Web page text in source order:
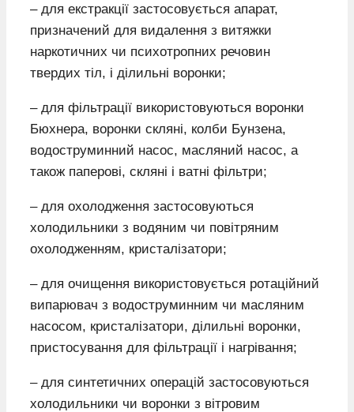
– для екстракції застосовується апарат,
призначений для видалення з витяжки
наркотичних чи психотропних речовин
твердих тіл, і ділильні воронки;
– для фільтрації використовуються воронки
Бюхнера, воронки скляні, колби Бунзена,
водоструминний насос, масляний насос, а
також паперові, скляні і ватні фільтри;
– для охолодження застосовуються
холодильники з водяним чи повітряним
охолодженням, кристалізатори;
– для очищення використовується ротаційний
випарювач з водоструминним чи масляним
насосом, кристалізатори, ділильні воронки,
пристосування для фільтрації і нагрівання;
– для синтетичних операцій застосовуються
холодильники чи воронки з вітровим